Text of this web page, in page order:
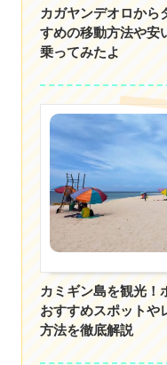
カガヤンデオロから
すめの移動方法や安
乗ってみたよ
カミギン島を観光！
おすすめスポットや
方法を徹底解説